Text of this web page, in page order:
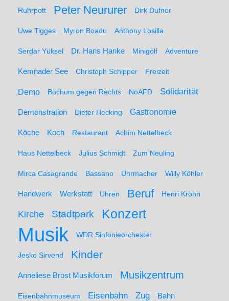
Ruhrpott Peter Neururer Dirk Dufner
Uwe Tigges Myron Boadu Anthony Losilla
Serdar Yüksel Dr. Hans Hanke Minigolf Adventure
Kemnader See Christoph Schipper Freizeit
Demo Bochum gegen Rechts NoAFD Solidarität
Demonstration Dieter Hecking Gastronomie
Köche Koch Restaurant Achim Nettelbeck
Haus Nettelbeck Julius Schmidt Zum Neuling
Mirca Casagrande Bassano Uhrmacher Willy Köhler
Handwerk Werkstatt Uhren Beruf Henri Krohn
Kirche Stadtpark Konzert
Musik WDR Sinfonieorchester
Jesko Sirvend Kinder
Anneliese Brost Musikforum Musikzentrum
Eisenbahnmuseum Eisenbahn Zug Bahn